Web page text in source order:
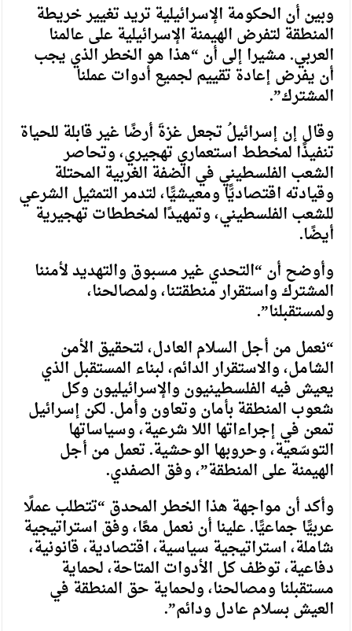
وبين أن الحكومة الإسرائيلية تريد تغيير خريطة
المنطقة لتفرض الهيمنة الإسرائيلية على عالمنا
العربي. مشيرا إلى أن “هذا هو الخطر الذي يجب
أن يفرض إعادة تقييم لجميع أدوات عملنا
المشترك”.
وقال إن إسرائيلُ تجعل غزةَ أرضًا غير قابلة للحياة
تنفيذًا لمخطط استعماري تهجيري، وتحاصر
الشعب الفلسطيني في الضفة الغربية المحتلة
وقيادته اقتصاديًّا ومعيشيًّا، لتدمر التمثيل الشرعي
للشعب الفلسطيني، وتمهيدًا لمخططات تهجيرية
أيضًا.
وأوضح أن “التحدي غير مسبوق والتهديد لأمننا
المشترك واستقرار منطقتنا، ولمصالحنا،
ولمستقبلنا”.
“نعمل من أجل السلام العادل، لتحقيق الأمن
الشامل، والاستقرار الدائم، لبناء المستقبل الذي
يعيش فيه الفلسطينيون والإسرائيليون وكل
شعوب المنطقة بأمان وتعاون وأمل. لكن إسرائيل
تمعن في إجراءاتها اللا شرعية، وسياساتها
التوسّعية، وحروبها الوحشية. تعمل من أجل
الهيمنة على المنطقة”، وفق الصفدي.
وأكد أن مواجهة هذا الخطر المحدق “تتطلب عملًا
عربيًّا جماعيًّا. علينا أن نعمل معًا، وفق استراتيجية
شاملة، استراتيجية سياسية، اقتصادية، قانونية،
دفاعية، توظف كل الأدوات المتاحة، لحماية
مستقبلنا ومصالحنا، ولحماية حق المنطقة في
العيش بسلام عادل ودائم”.